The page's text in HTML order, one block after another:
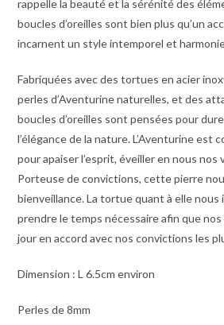
rappelle la beauté et la sérénité des
boucles d’oreilles sont bien plus qu’un
incarnent un style intemporel et
Fabriquées avec des tortues en acier
perles d’Aventurine naturelles, et des
boucles d’oreilles sont pensées pour
l’élégance de la nature. L’Aventurine est
pour apaiser l’esprit, éveiller en nous nos
Porteuse de convictions, cette pierre
bienveillance. La tortue quant à elle nous
prendre le temps nécessaire afin que
jour en accord avec nos convictions les
Dimension : L 6.5cm environ
Perles de 8mm